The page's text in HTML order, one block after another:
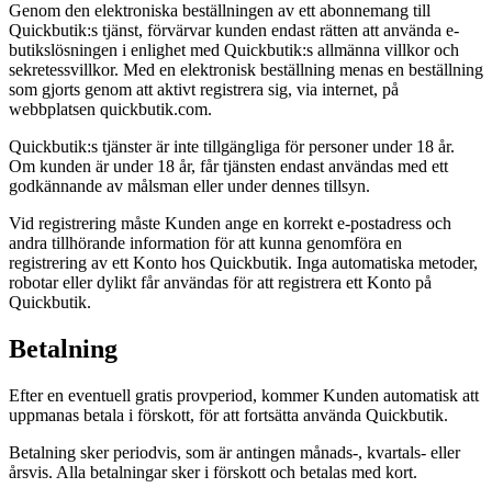
Genom den elektroniska beställningen av ett abonnemang till
Quickbutik:s tjänst, förvärvar kunden endast rätten att använda e-
butikslösningen i enlighet med Quickbutik:s allmänna villkor och
sekretessvillkor. Med en elektronisk beställning menas en beställning
som gjorts genom att aktivt registrera sig, via internet, på
webbplatsen quickbutik.com.
Quickbutik:s tjänster är inte tillgängliga för personer under 18 år.
Om kunden är under 18 år, får tjänsten endast användas med ett
godkännande av målsman eller under dennes tillsyn.
Vid registrering måste Kunden ange en korrekt e-postadress och
andra tillhörande information för att kunna genomföra en
registrering av ett Konto hos Quickbutik. Inga automatiska metoder,
robotar eller dylikt får användas för att registrera ett Konto på
Quickbutik.
Betalning
Efter en eventuell gratis provperiod, kommer Kunden automatisk att
uppmanas betala i förskott, för att fortsätta använda Quickbutik.
Betalning sker periodvis, som är antingen månads-, kvartals- eller
årsvis. Alla betalningar sker i förskott och betalas med kort.